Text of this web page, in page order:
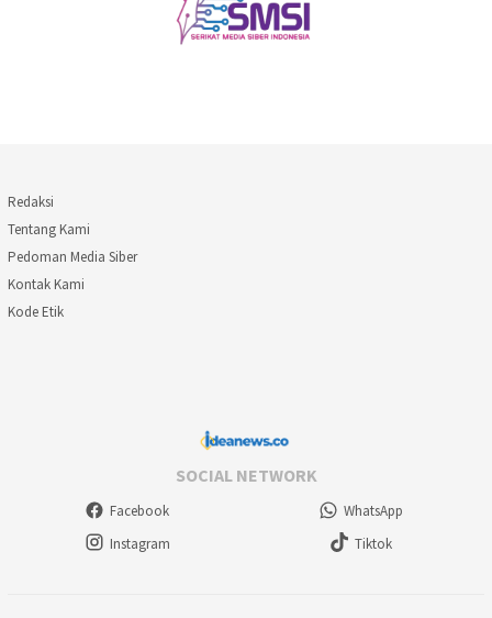
Redaksi
Tentang Kami
Pedoman Media Siber
Kontak Kami
Kode Etik
SOCIAL NETWORK
Facebook
WhatsApp
Instagram
Tiktok